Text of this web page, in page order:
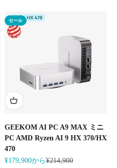
セール
GEEKOM AI PC A9 MAX ミニ
PC AMD Ryzen AI 9 HX 370/HX
470
セール価格
¥179,900から通常価格
¥214,900